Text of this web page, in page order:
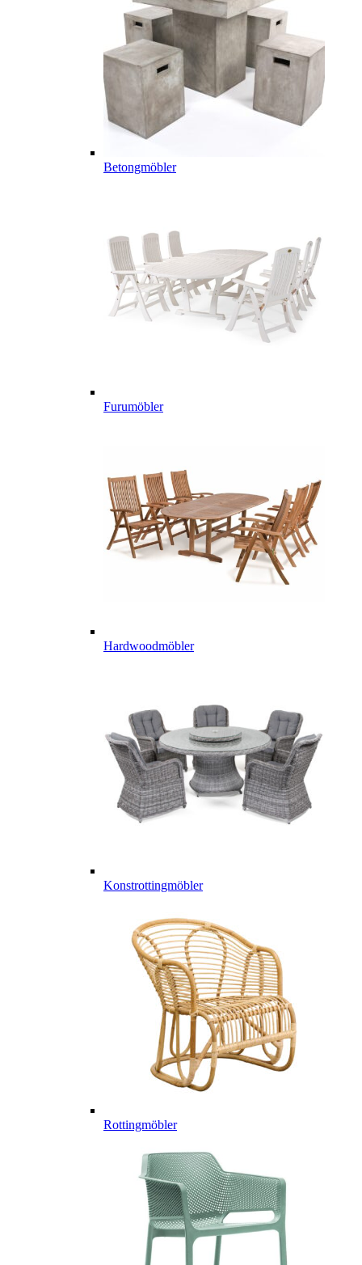
Betongmöbler
Furumöbler
Hardwoodmöbler
Konstrottingmöbler
Rottingmöbler